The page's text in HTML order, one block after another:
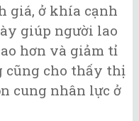
giá, ở khía cạnh
giúp người lao
hơn và giảm tỉ
cũng cho thấy thị
cung nhân lực ở